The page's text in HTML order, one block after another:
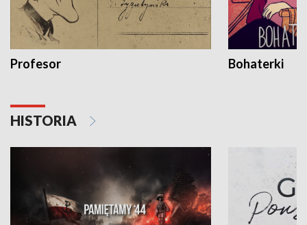
Profesor Bohaterki
HISTORIA